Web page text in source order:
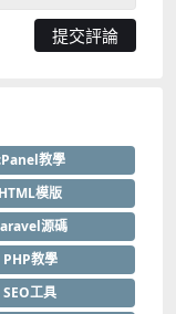
教學
HTML模版
源碼
PHP教學
SEO工具